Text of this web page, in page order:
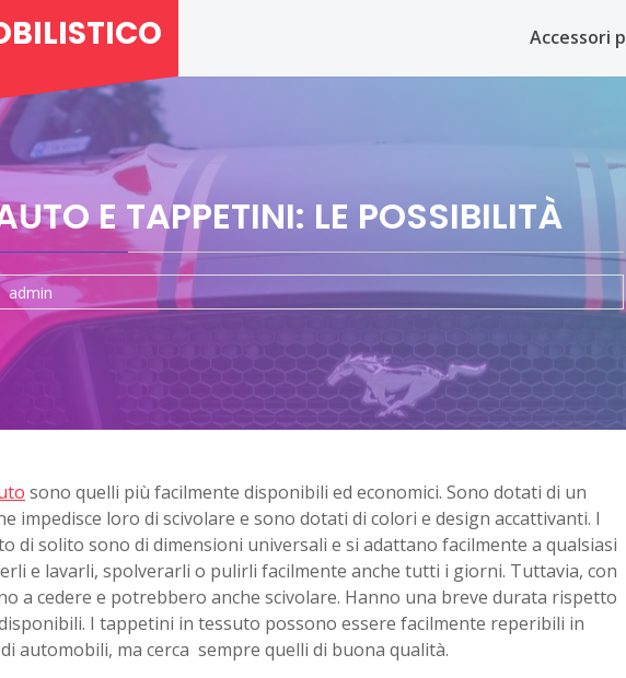
Accessori
E TAPPETINI: LE POSSIBILITÀ
admin
sono quelli più facilmente disponibili ed economici. Sono dotati di un
impedisce loro di scivolare e sono dotati di colori e design accattivanti. I
di solito sono di dimensioni universali e si adattano facilmente a qualsiasi
e lavarli, spolverarli o pulirli facilmente anche tutti i giorni. Tuttavia, con
a cedere e potrebbero anche scivolare. Hanno una breve durata rispetto
I tappetini in tessuto possono essere facilmente reperibili in
automobili, ma cerca sempre quelli di buona qualità.